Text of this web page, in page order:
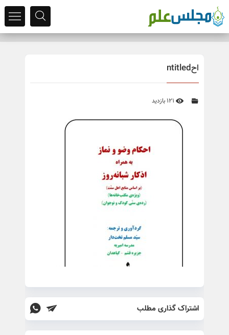
احntitled
اشتراک گذاری مطلب